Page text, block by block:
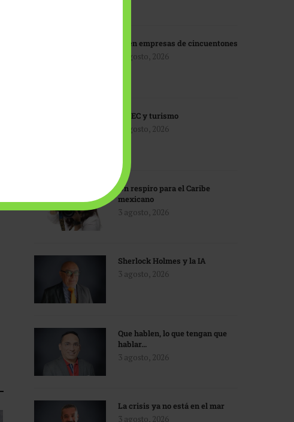
IA en empresas de cincuentones
3 agosto, 2026
TMEC y turismo
3 agosto, 2026
Un respiro para el Caribe
mexicano
3 agosto, 2026
Sherlock Holmes y la IA
3 agosto, 2026
Que hablen, lo que tengan que
hablar…
3 agosto, 2026
La crisis ya no está en el mar
3 agosto, 2026